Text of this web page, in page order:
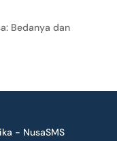
Bedanya dan
- NusaSMS